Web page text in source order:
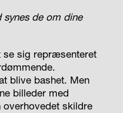
de om dine
se sig repræsenteret
blive bashet. Men
billeder med
skildre